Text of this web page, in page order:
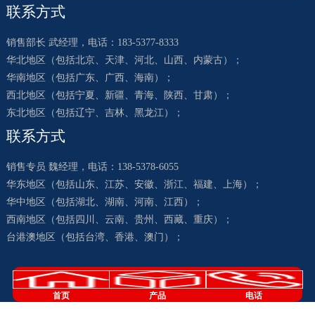
联系方式
销售部长 武经理，电话：183-5377-8333
华北地区（包括北京、天津、河北、山西、内蒙古）；
华南地区（包括广东、广西、海南）；
西北地区（包括宁夏、新疆、青海、陕西、甘肃）；
东北地区（包括辽宁、吉林、黑龙江）；
联系方式
销售专员 魏经理，电话：138-5378-6055
华东地区（包括山东、江苏、安徽、浙江、福建、上海）；
华中地区（包括湖北、湖南、河南、江西）；
西南地区（包括四川、云南、贵州、西藏、重庆）；
台港澳地区（包括台湾、香港、澳门）；
首页 产品 电话